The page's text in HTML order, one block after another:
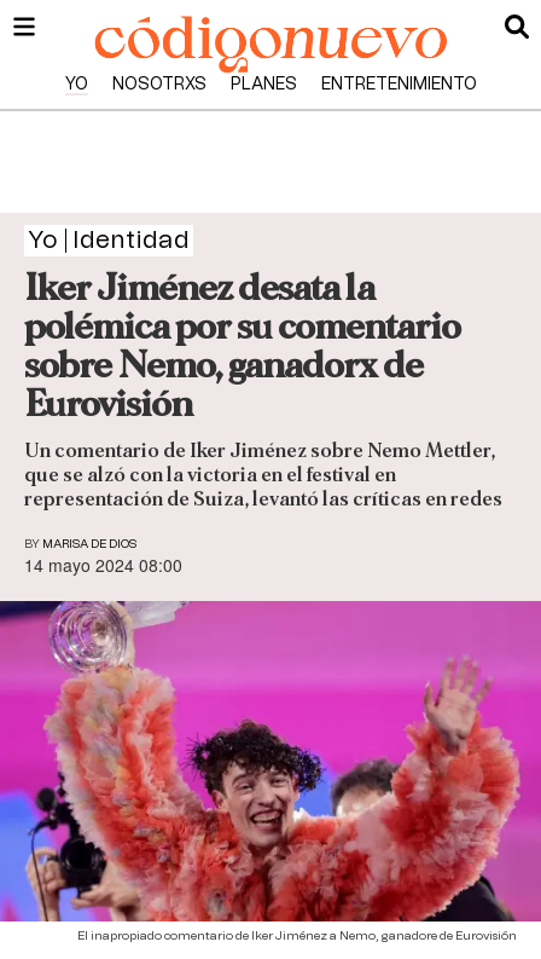
YO NOSOTRXS PLANES ENTRETENIMIENTO
Yo Identidad
Iker Jiménez desata la
polémica por su comentario
sobre Nemo, ganadorx de
Eurovisión
Un comentario de Iker Jiménez sobre Nemo Mettler,
que se alzó con la victoria en el festival en
representación de Suiza, levantó las críticas en redes
BY MARISA DE DIOS
14 mayo 2024 08:00
El inapropiado comentario de Iker Jiménez a Nemo, ganadore de Eurovisión